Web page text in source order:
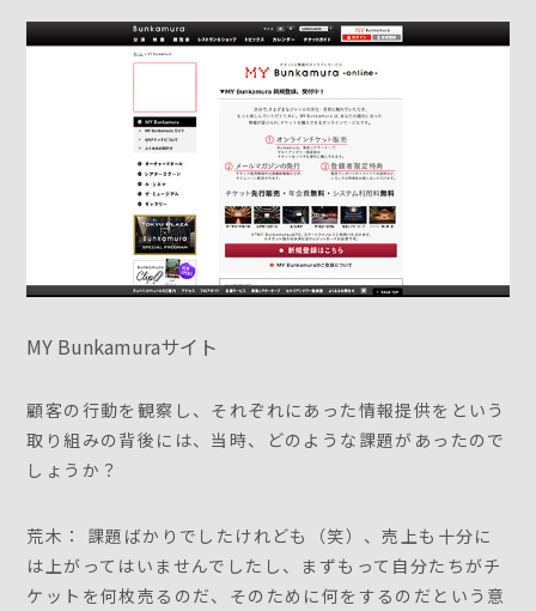
MY Bunkamuraサイト
顧客の行動を観察し、それぞれにあった情報提供をという
取り組みの背後には、当時、どのような課題があったので
しょうか？
荒木： 課題ばかりでしたけれども（笑）、売上も十分に
は上がってはいませんでしたし、まずもって自分たちがチ
ケットを何枚売るのだ、そのために何をするのだという意